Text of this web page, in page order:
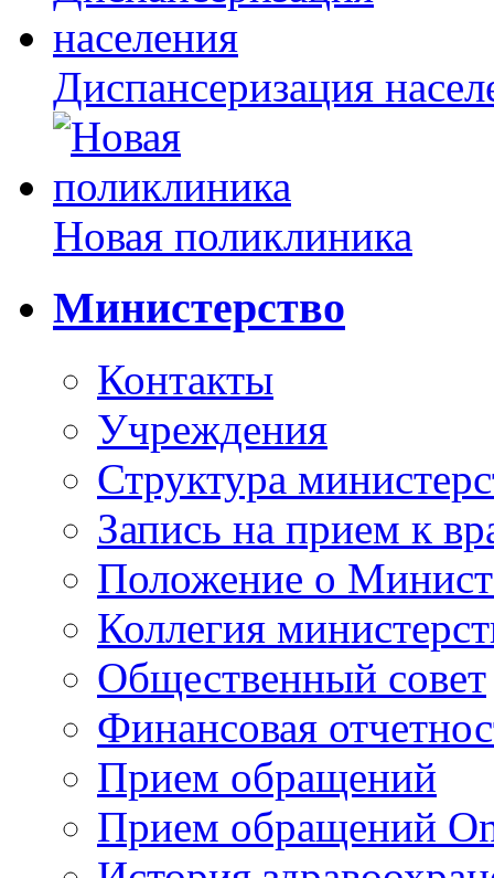
Диспансеризация
Новая поликлиника
Министерство
Контакты
Учреждения
Структура
Запись на прием к
Положение о
Коллегия
Общественный совет
Финансовая
Прием обращений
Прием обращений